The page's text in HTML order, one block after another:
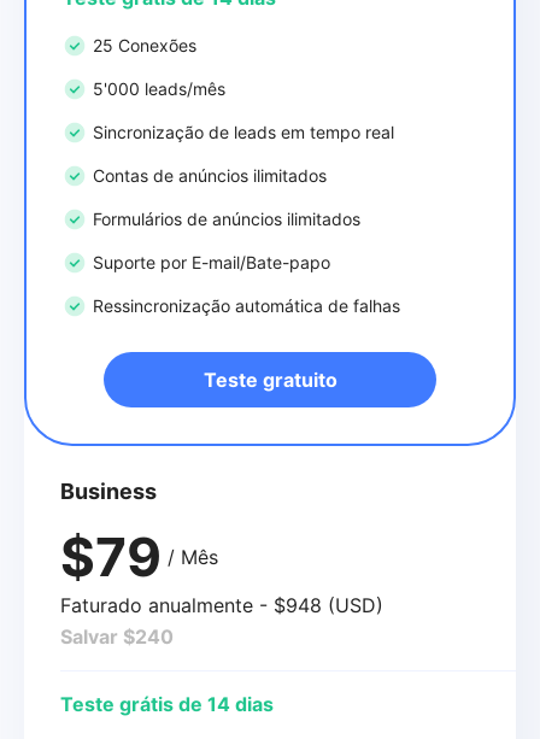
25 Conexões
5'000 leads/mês
Sincronização de leads em tempo real
Contas de anúncios ilimitados
Formulários de anúncios ilimitados
Suporte por E-mail/Bate-papo
Ressincronização automática de falhas
Teste gratuito
Business
$79 / Mês
Faturado anualmente - $948 (USD)
Salvar $240
Teste grátis de 14 dias